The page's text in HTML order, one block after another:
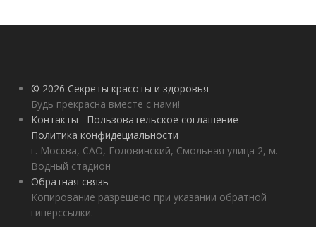
© 2026 Секреты красоты и здоровья
Будь прекрасна вместе с нами!
Контакты
Пользовательское соглашение
Политика конфидециальности
г. Москва, САО, Головинский, Смольная улица 2, м.
Водный стадион
Обратная связь
Копирование разрешено при указании обратной
гиперссылки.